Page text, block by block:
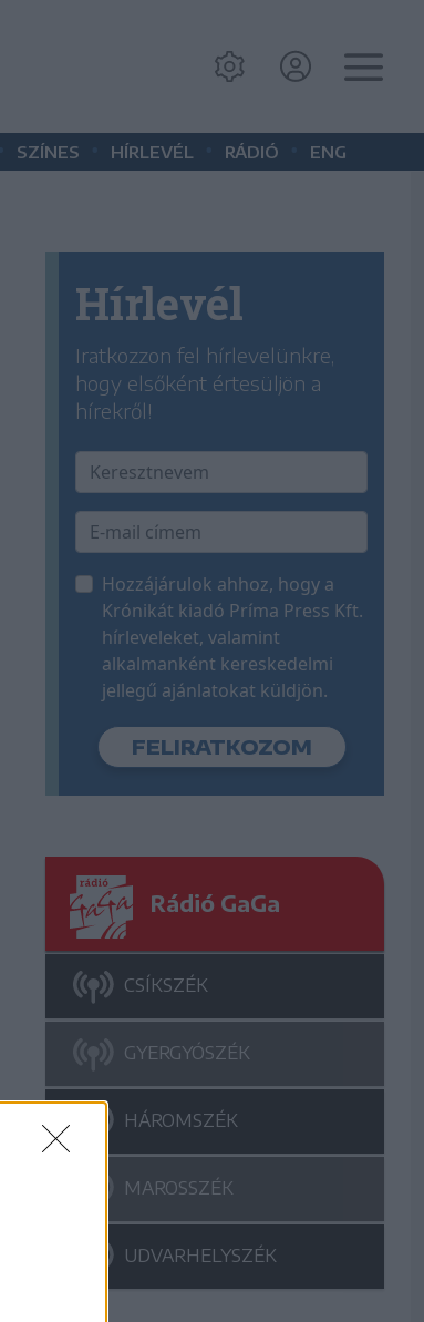
SZÍNES HÍRLEVÉL RÁDIÓ ENG
Hírlevél
Iratkozzon fel hírlevelünkre,
hogy elsőként értesüljön a
hírekről!
Hozzájárulok ahhoz, hogy a
Krónikát kiadó Príma Press Kft.
hírleveleket, valamint
alkalmanként kereskedelmi
jellegű ajánlatokat küldjön.
Rádió GaGa
CSÍKSZÉK
GYERGYÓSZÉK
HÁROMSZÉK
MAROSSZÉK
UDVARHELYSZÉK